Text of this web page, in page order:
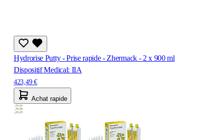
Hydrorise Putty - Prise rapide - Zhermack - 2 x 900 ml
Dispositif Medical: IIA
423,49 €
Achat rapide